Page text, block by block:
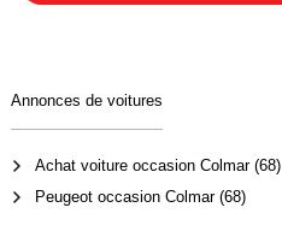
Annonces de voitures
Achat voiture occasion Colmar (68)
Peugeot occasion Colmar (68)